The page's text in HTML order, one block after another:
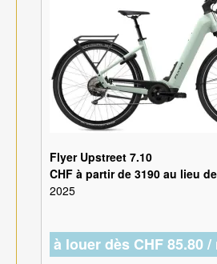
Flyer Upstreet 7.10
CHF à partir de 3190 au lieu
2025
à louer dès CHF 85.80 /